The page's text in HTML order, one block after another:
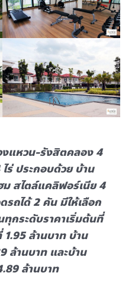
งแหวน-รังสิตคลอง 4
ประกอบด้วย บ้าน
ม สไตล์แคลิฟอร์เนีย 4
ถได้ 2 คัน มีให้เลือก
กระดับราคาเริ่มต้นที่
1.95 ล้านบาท บ้าน
ล้านบาท และบ้าน
ล้านบาท